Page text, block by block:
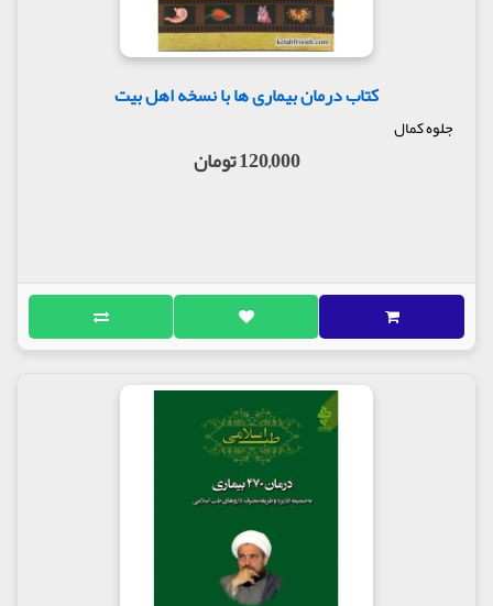
کتاب درمان بیماری ها با نسخه اهل بیت
جلوه کمال
120,000 تومان